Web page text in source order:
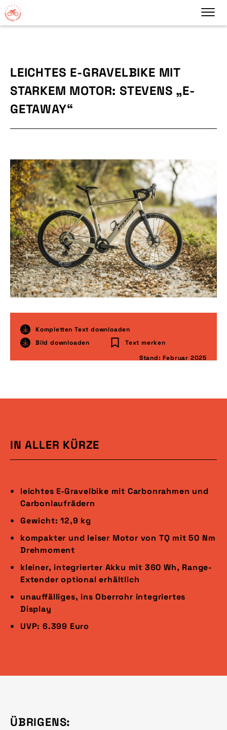
LEICHTES E-GRAVELBIKE MIT
STARKEM MOTOR: STEVENS „E-
GETAWAY“
Kompletten Text downloaden
Bild downloaden
Text merken
Stand: Februar 2025
IN ALLER KÜRZE
leichtes E‑Gravelbike mit Carbonrahmen und
Carbonlaufrädern
Gewicht: 12,9 kg
kompakter und leiser Motor von TQ mit 50 Nm
Drehmoment
kleiner, integrierter Akku mit 360 Wh, Range-
Extender optional erhältlich
unauffälliges, ins Oberrohr integriertes
Display
UVP: 6.399 Euro
ÜBRIGENS: